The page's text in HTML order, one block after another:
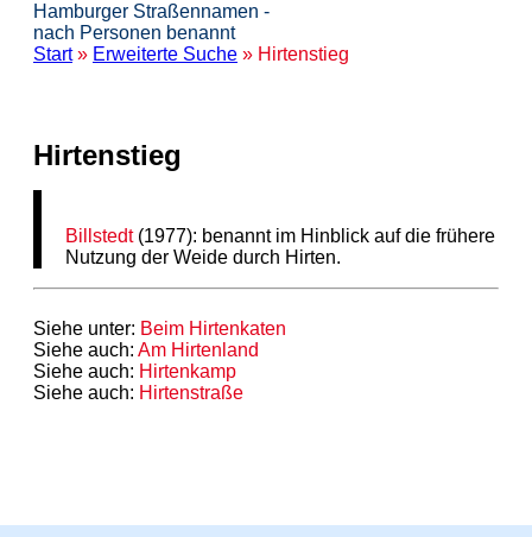
Hamburger Straßennamen -
nach Personen benannt
Start» Erweiterte Suche » Hirtenstieg
Hirtenstieg
Billstedt(1977): benannt im Hinblick auf die frühere
Nutzung der Weide durch Hirten.
Siehe unter: Beim Hirtenkaten
Siehe auch: Am Hirtenland
Siehe auch: Hirtenkamp
Siehe auch: Hirtenstraße